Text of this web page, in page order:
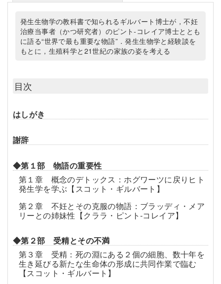
発生生物学の教科書で知られるギルバート博士が，不妊
治療当事者（かつ研究者）のピント-コレイア博士ととも
に語る“世界で最も重要な物語”．発生生物学と経験談を
もとに，生殖科学と21世紀の家族の姿を考える
目次
はしがき
謝辞
◆第１部 物語の重要性
第１章 概念のデトックス：ホグワーツに戻りヒト
発生学を学ぶ【スコット・ギルバート】
第２章 不妊とその克服の物語：ブラッディ・メア
リーとの姉妹性【クララ・ピント-コレイア】
◆第２部 受精とその不満
第３章 受精：死の淵にある２個の細胞、数十年を
生き延びる新たな生命体の形成に共同作業で臨む
【スコット・ギルバート】